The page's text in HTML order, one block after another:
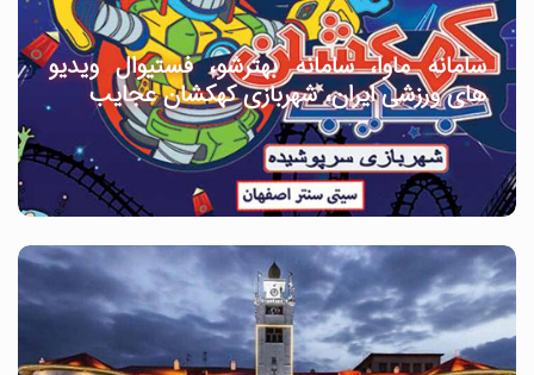
سامانه ماوا، سامانه بهترشو، فستیوال ویدیو
های ورزشی ایران، شهربازی کهکشان عجایب